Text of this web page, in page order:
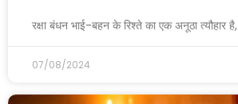
रक्षा बंधन भाई-बहन के रिश्ते का एक अनूठा त्यौहार है,
07/08/2024